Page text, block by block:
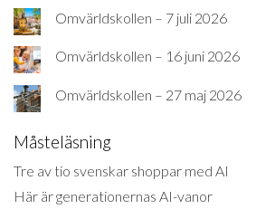
Omvärldskollen – 7 juli 2026
Omvärldskollen – 16 juni 2026
Omvärldskollen – 27 maj 2026
Måsteläsning
Tre av tio svenskar shoppar med AI
Här är generationernas AI-vanor